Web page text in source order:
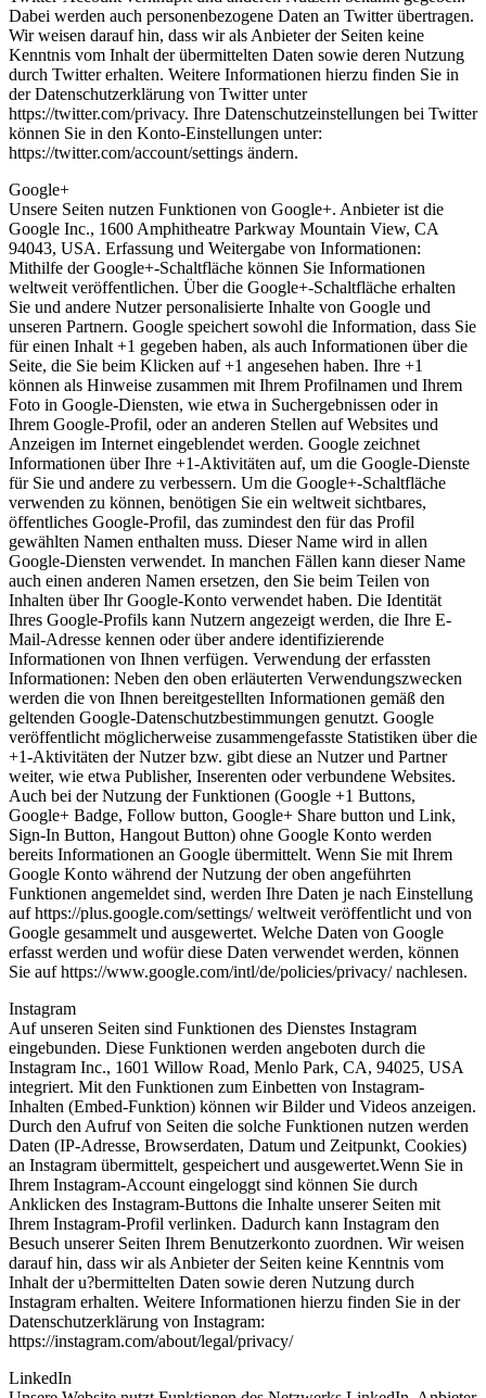
Dabei werden auch personenbezogene Daten an Twitter übertragen.
Wir weisen darauf hin, dass wir als Anbieter der Seiten keine
Kenntnis vom Inhalt der übermittelten Daten sowie deren Nutzung
durch Twitter erhalten. Weitere Informationen hierzu finden Sie in
der Datenschutzerklärung von Twitter unter
https://twitter.com/privacy. Ihre Datenschutzeinstellungen bei Twitter
können Sie in den Konto-Einstellungen unter:
https://twitter.com/account/settings ändern.
Google+
Unsere Seiten nutzen Funktionen von Google+. Anbieter ist die
Google Inc., 1600 Amphitheatre Parkway Mountain View, CA
94043, USA. Erfassung und Weitergabe von Informationen:
Mithilfe der Google+-Schaltfläche können Sie Informationen
weltweit veröffentlichen. Über die Google+-Schaltfläche erhalten
Sie und andere Nutzer personalisierte Inhalte von Google und
unseren Partnern. Google speichert sowohl die Information, dass Sie
für einen Inhalt +1 gegeben haben, als auch Informationen über die
Seite, die Sie beim Klicken auf +1 angesehen haben. Ihre +1
können als Hinweise zusammen mit Ihrem Profilnamen und Ihrem
Foto in Google-Diensten, wie etwa in Suchergebnissen oder in
Ihrem Google-Profil, oder an anderen Stellen auf Websites und
Anzeigen im Internet eingeblendet werden. Google zeichnet
Informationen über Ihre +1-Aktivitäten auf, um die Google-Dienste
für Sie und andere zu verbessern. Um die Google+-Schaltfläche
verwenden zu können, benötigen Sie ein weltweit sichtbares,
öffentliches Google-Profil, das zumindest den für das Profil
gewählten Namen enthalten muss. Dieser Name wird in allen
Google-Diensten verwendet. In manchen Fällen kann dieser Name
auch einen anderen Namen ersetzen, den Sie beim Teilen von
Inhalten über Ihr Google-Konto verwendet haben. Die Identität
Ihres Google-Profils kann Nutzern angezeigt werden, die Ihre E-
Mail-Adresse kennen oder über andere identifizierende
Informationen von Ihnen verfügen. Verwendung der erfassten
Informationen: Neben den oben erläuterten Verwendungszwecken
werden die von Ihnen bereitgestellten Informationen gemäß den
geltenden Google-Datenschutzbestimmungen genutzt. Google
veröffentlicht möglicherweise zusammengefasste Statistiken über die
+1-Aktivitäten der Nutzer bzw. gibt diese an Nutzer und Partner
weiter, wie etwa Publisher, Inserenten oder verbundene Websites.
Auch bei der Nutzung der Funktionen (Google +1 Buttons,
Google+ Badge, Follow button, Google+ Share button und Link,
Sign-In Button, Hangout Button) ohne Google Konto werden
bereits Informationen an Google übermittelt. Wenn Sie mit Ihrem
Google Konto während der Nutzung der oben angeführten
Funktionen angemeldet sind, werden Ihre Daten je nach Einstellung
auf https://plus.google.com/settings/ weltweit veröffentlicht und von
Google gesammelt und ausgewertet. Welche Daten von Google
erfasst werden und wofür diese Daten verwendet werden, können
Sie auf https://www.google.com/intl/de/policies/privacy/ nachlesen.
Instagram
Auf unseren Seiten sind Funktionen des Dienstes Instagram
eingebunden. Diese Funktionen werden angeboten durch die
Instagram Inc., 1601 Willow Road, Menlo Park, CA, 94025, USA
integriert. Mit den Funktionen zum Einbetten von Instagram-
Inhalten (Embed-Funktion) können wir Bilder und Videos anzeigen.
Durch den Aufruf von Seiten die solche Funktionen nutzen werden
Daten (IP-Adresse, Browserdaten, Datum und Zeitpunkt, Cookies)
an Instagram übermittelt, gespeichert und ausgewertet.Wenn Sie in
Ihrem Instagram-Account eingeloggt sind können Sie durch
Anklicken des Instagram-Buttons die Inhalte unserer Seiten mit
Ihrem Instagram-Profil verlinken. Dadurch kann Instagram den
Besuch unserer Seiten Ihrem Benutzerkonto zuordnen. Wir weisen
darauf hin, dass wir als Anbieter der Seiten keine Kenntnis vom
Inhalt der u?bermittelten Daten sowie deren Nutzung durch
Instagram erhalten. Weitere Informationen hierzu finden Sie in der
Datenschutzerklärung von Instagram:
https://instagram.com/about/legal/privacy/
LinkedIn